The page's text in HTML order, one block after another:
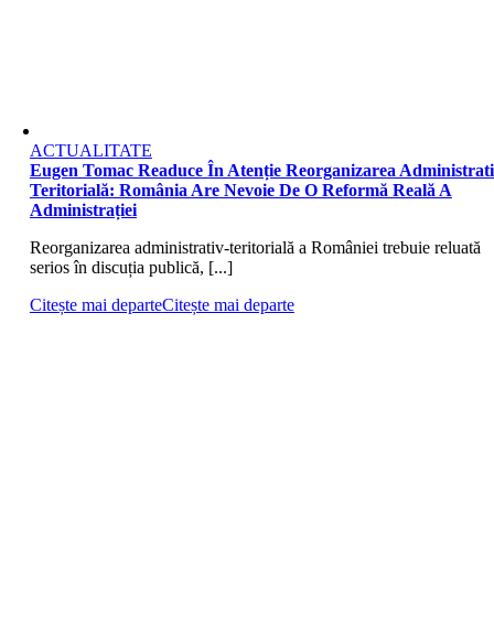
ACTUALITATE
Eugen Tomac Readuce În Atenție Reorganizarea
Teritorială: România Are Nevoie De O Reformă Reală A
Administrației
Reorganizarea administrativ-teritorială a României trebuie reluată
serios în discuția publică, [...]
Citește mai departeCitește mai departe